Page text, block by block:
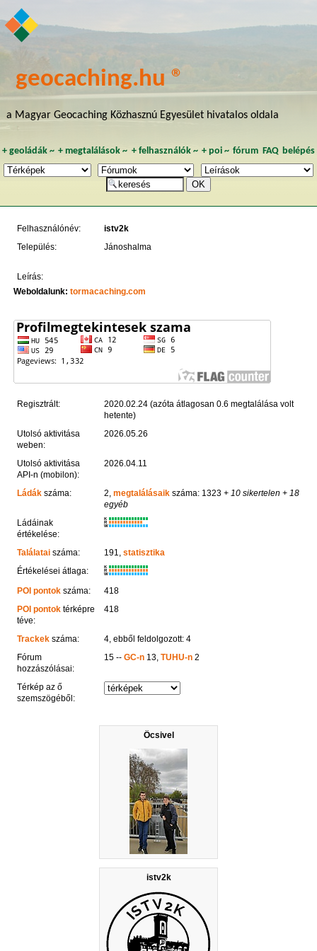
geocaching.hu ®
a Magyar Geocaching Közhasznú Egyesület hivatalos oldala
+ geoládák~ +megtalálások ~ + felhasználók~ + poi~ fórum FAQ belépés
Öcsivel
istv2k
Felhasználónév:
istv2k
Település:
Jánoshalma
Leírás:
Weboldalunk: tormacaching.com
Regisztrált:
2020.02.24 (azóta átlagosan 0.6 megtalálása volt
hetente)
Utolsó aktivitása
weben:
2026.05.26
Utolsó aktivitása
API-n (mobilon):
2026.04.11
Ládák száma: 2, megtalálásaik száma: 1323 + 10 sikertelen + 18
egyéb
Ládáinak
értékelése:
K
R
W
Találatai száma: 191, statisztika
Értékelései átlaga:
K
R
W
POI pontok száma:
418
POI pontok térképre
téve:
418
Trackek száma:
4, ebből feldolgozott: 4
Fórum
hozzászólásai:
15 -- GC-n 13, TUHU-n 2
Térkép az ő
szemszögéből: